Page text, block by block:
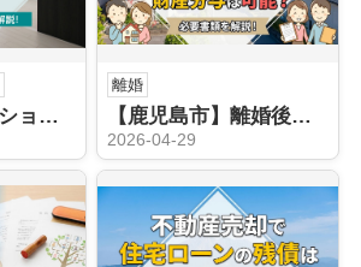
鹿児島市のマンション売却時の流れ！価格相場と必要書類を解説！
離婚
【鹿児島市】離婚後の不動産売却で財産分与は可能？必要書類を解説！
2026-04-29